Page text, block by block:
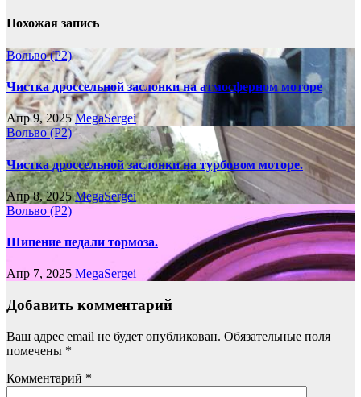
Похожая запись
Вольво (P2)
Чистка дроссельной заслонки на атмосферном моторе
Апр 9, 2025MegaSergei
Вольво (P2)
Чистка дроссельной заслонки на турбовом моторе.
Апр 8, 2025MegaSergei
Вольво (P2)
Шипение педали тормоза.
Апр 7, 2025 MegaSergei
Добавить комментарий
Ваш адрес email не будет опубликован. Обязательные поля
помечены *
Комментарий *